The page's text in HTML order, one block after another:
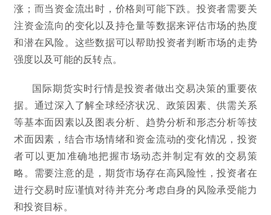
涨；而当资金流出时，价格则可能下跌。投资者需要关
注资金流向的变化以及持仓量等数据来评估市场的热度
和潜在风险。这些数据可以帮助投资者判断市场的走势
强度以及可能的反转点。
国际期货实时行情是投资者做出交易决策的重要依
据。通过深入了解全球经济状况、政策因素、供需关系
等基本面因素以及图表分析、趋势分析和形态分析等技
术面因素，结合市场情绪和资金流动的变化情况，投资
者可以更加准确地把握市场动态并制定有效的交易策
略。需要注意的是，期货市场存在高风险性，投资者在
进行交易时应谨慎对待并充分考虑自身的风险承受能力
和投资目标。